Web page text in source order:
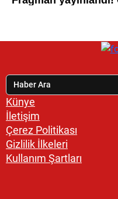
Künye
İletişim
Çerez Politikası
Gizlilik İlkeleri
Kullanım Şartları